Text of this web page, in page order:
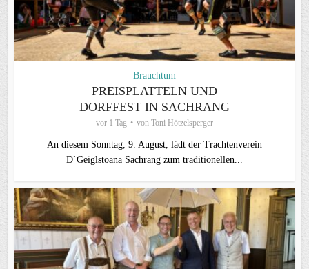
Brauchtum
PREISPLATTELN UND
DORFFEST IN SACHRANG
vor 1 Tag von Toni Hötzelsperger
An diesem Sonntag, 9. August, lädt der Trachtenverein
D`Geiglstoana Sachrang zum traditionellen...